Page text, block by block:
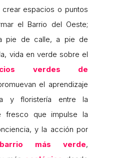
crear espacios o puntos
el Barrio del Oeste;
pie de calle, a pie de
vida en verde sobre el
verdes de
el aprendizaje
y floristería entre la
fresco que impulse la
y la acción por
más verde,